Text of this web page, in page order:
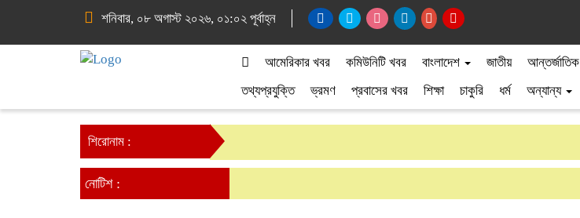
শনিবার, ০৮ অগাস্ট ২০২৬, ০১:০২ পূর্বাহ্ন
আমেরিকার খবর কমিউনিটি খবর বাংলাদেশ জাতীয় আন্তর্জাতিক
তথ্যপ্রযুক্তি
ভ্রমণ প্রবাসের খবর শিক্ষা চাকুরি ধর্ম অন্যান্য
শিরোনাম :
নোটিশ :